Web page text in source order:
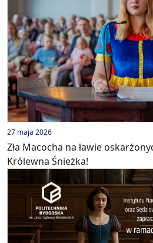
27 maja 2026
Zła Macocha na ławie
Królewna Śnieżka!